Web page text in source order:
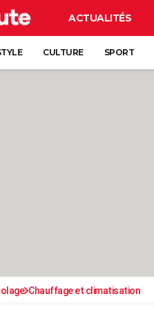
ACTUALITÉS
CULTURE SPORT
Chauffage et climatisation